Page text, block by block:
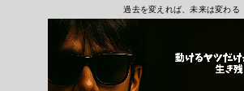
過去を変えれば、未来は変わる